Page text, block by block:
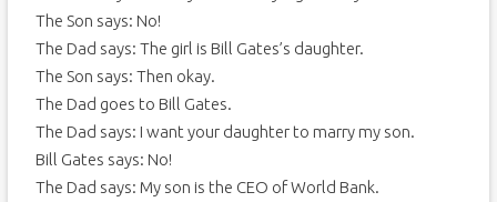
The Son says: No!
The Dad says: The girl is Bill Gates’s daughter.
The Son says: Then okay.
The Dad goes to Bill Gates.
The Dad says: I want your daughter to marry my son.
Bill Gates says: No!
The Dad says: My son is the CEO of World Bank.